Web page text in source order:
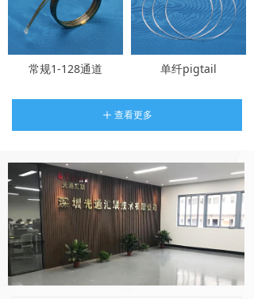
常规1-128通道 单纤pigtail
ꄸ 查看更多